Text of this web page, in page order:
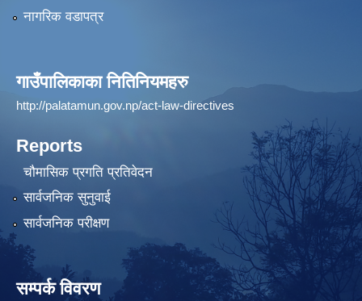
नागरिक वडापत्र
गाउँपालिकाका नितिनियमहरु
http://palatamun.gov.np/act-law-directives
Reports
चौमासिक प्रगति प्रतिवेदन
सार्वजनिक सुनुवाई
सार्वजनिक परीक्षण
सम्पर्क विवरण